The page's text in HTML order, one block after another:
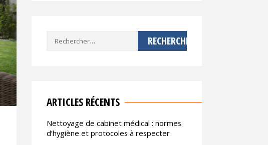
Rechercher :
ARTICLES RÉCENTS
Nettoyage de cabinet médical : normes
d’hygiène et protocoles à respecter